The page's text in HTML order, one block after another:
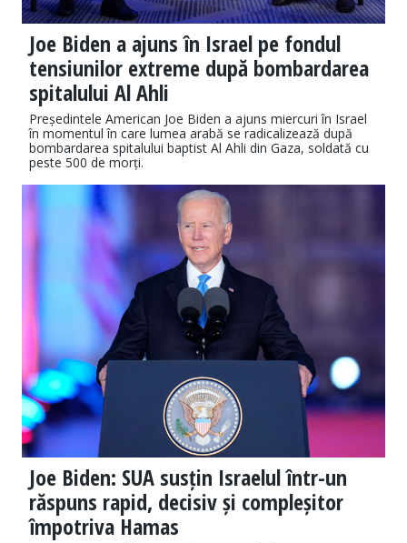
Joe Biden a ajuns în Israel pe fondul
tensiunilor extreme după bombardarea
spitalului Al Ahli
Președintele American Joe Biden a ajuns miercuri în Israel
în momentul în care lumea arabă se radicalizează după
bombardarea spitalului baptist Al Ahli din Gaza, soldată cu
peste 500 de morți.
Joe Biden: SUA susțin Israelul într-un
răspuns rapid, decisiv și compleșitor
împotriva Hamas